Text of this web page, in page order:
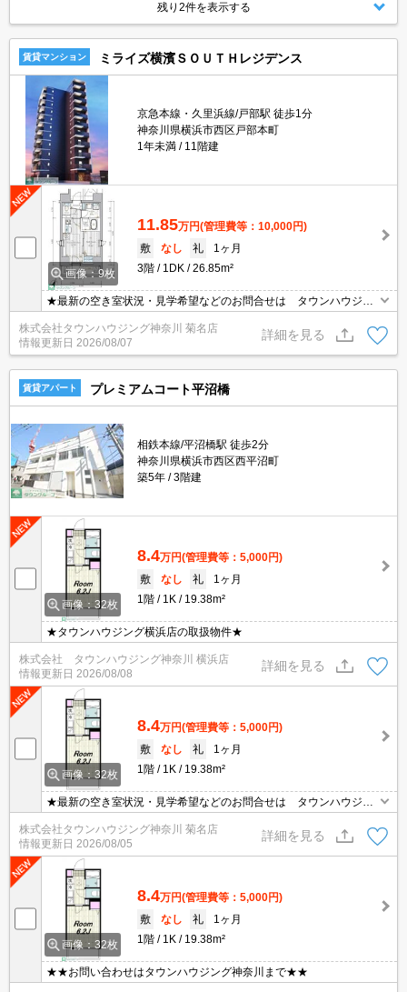
残り2件を表示する
賃貸マンション ミライズ横濱ＳＯＵＴＨレジデンス
京急本線・久里浜線/戸部駅 徒歩1分
神奈川県横浜市西区戸部本町
1年未満
11階建
画像：9枚
11.85万円(管理費等：10,000円)
敷
なし 礼
1ヶ月
3階
1DK 26.85m²
★最新の空き室状況・見学希望などのお問合せは タウンハウジン
グまでお気軽に♪★
株式会社タウンハウジング神奈川 菊名店
情報更新日 2026/08/07
詳細を見る
賃貸アパート プレミアムコート平沼橋
相鉄本線/平沼橋駅 徒歩2分
神奈川県横浜市西区西平沼町
築5年
3階建
画像：32枚
8.4万円(管理費等：5,000円)
敷
なし 礼
1ヶ月
1階
1K 19.38m²
★タウンハウジング横浜店の取扱物件★
株式会社 タウンハウジング神奈川 横浜店
情報更新日 2026/08/08
詳細を見る
画像：32枚
8.4万円(管理費等：5,000円)
敷
なし 礼
1ヶ月
1階
1K 19.38m²
★最新の空き室状況・見学希望などのお問合せは タウンハウジン
グまでお気軽に♪★
株式会社タウンハウジング神奈川 菊名店
情報更新日 2026/08/05
詳細を見る
画像：32枚
8.4万円(管理費等：5,000円)
敷
なし 礼
1ヶ月
1階
1K 19.38m²
★★お問い合わせはタウンハウジング神奈川まで★★